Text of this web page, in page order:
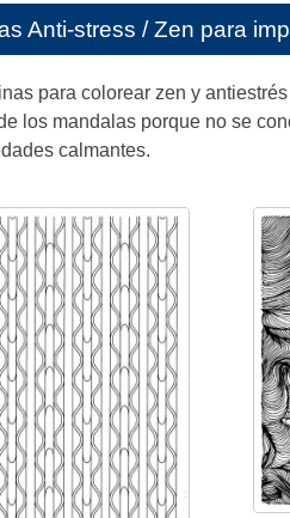
Anti-stress / Zen para
para colorear zen y
los mandalas porque no se
calmantes.